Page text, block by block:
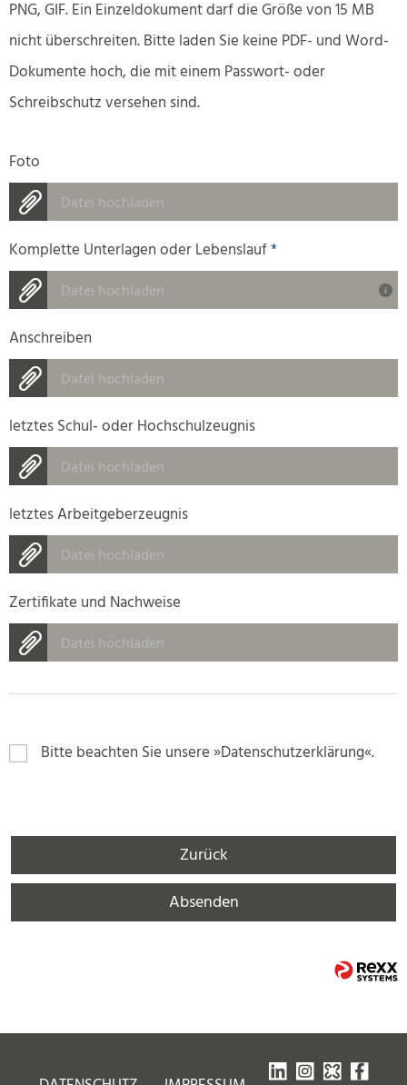
PNG, GIF. Ein Einzeldokument darf die Größe von 15 MB
nicht überschreiten. Bitte laden Sie keine PDF- und Word-
Dokumente hoch, die mit einem Passwort- oder
Schreibschutz versehen sind.
Foto
Datei hochladen
Komplette Unterlagen oder Lebenslauf *
Datei hochladen
Anschreiben
Datei hochladen
letztes Schul- oder Hochschulzeugnis
Datei hochladen
letztes Arbeitgeberzeugnis
Datei hochladen
Zertifikate und Nachweise
Datei hochladen
Bitte beachten Sie unsere Datenschutzerklärung .
Zurück
Absenden